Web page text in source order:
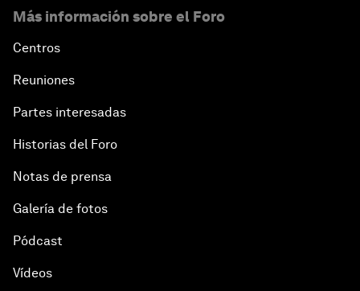
Más información sobre el Foro
Centros
Reuniones
Partes interesadas
Historias del Foro
Notas de prensa
Galería de fotos
Pódcast
Vídeos